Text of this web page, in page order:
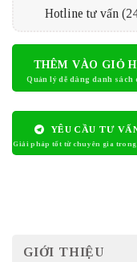
Hotline tư vấn
THÊM VÀO GIỎ
YÊU CẦU TƯ
GIỚI THIỆU